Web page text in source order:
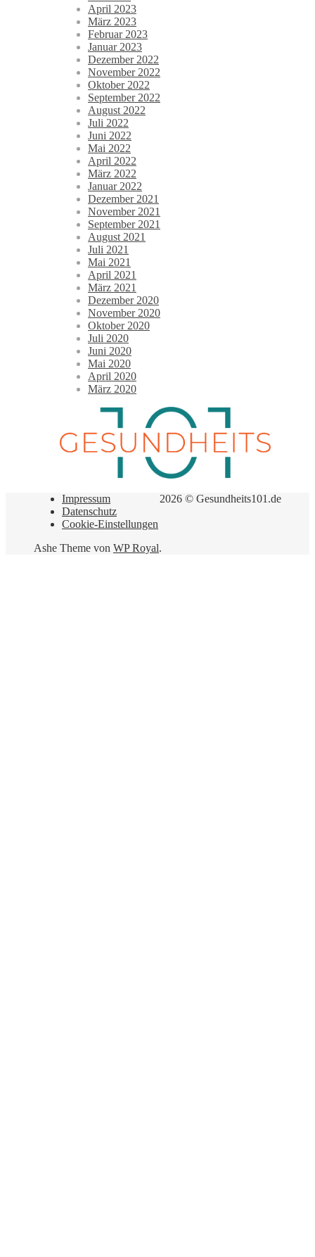
April 2023
März 2023
Februar 2023
Januar 2023
Dezember 2022
November 2022
Oktober 2022
September 2022
August 2022
Juli 2022
Juni 2022
Mai 2022
April 2022
März 2022
Januar 2022
Dezember 2021
November 2021
September 2021
August 2021
Juli 2021
Mai 2021
April 2021
März 2021
Dezember 2020
November 2020
Oktober 2020
Juli 2020
Juni 2020
Mai 2020
April 2020
März 2020
2026 © Gesundheits101.de
Impressum
Datenschutz
Cookie-Einstellungen
Ashe Theme von WP Royal.